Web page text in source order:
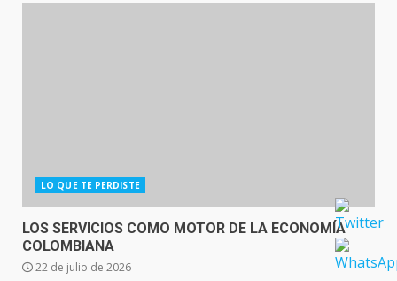
LO QUE TE PERDISTE
LOS SERVICIOS COMO MOTOR DE LA ECONOMÍA
COLOMBIANA
22 de julio de 2026